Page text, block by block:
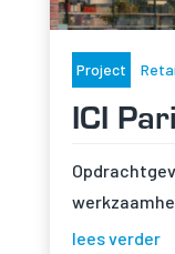
Project
ICI
lees verder